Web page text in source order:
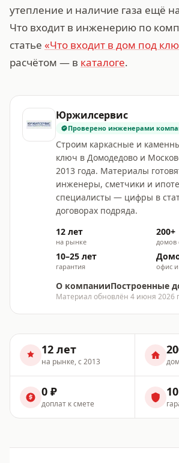
утепление и наличие газа ещё
Что входит в инженерию по
статье «Что входит в дом под
расчётом — в каталоге.
Юржилсервис
Проверено инженерами
Строим каркасные и
ключ в Домодедово и
2013 года. Материалы
инженеры, сметчики и
специалисты — цифры в
договорах подряда.
12 лет
на рынке
200+
домов
10–25 лет
гарантия офис и
О компанииПостроенные
Материал обновлён 4 июня 2026
12 лет
на рынке, с 2013
0 ₽
доплат к смете